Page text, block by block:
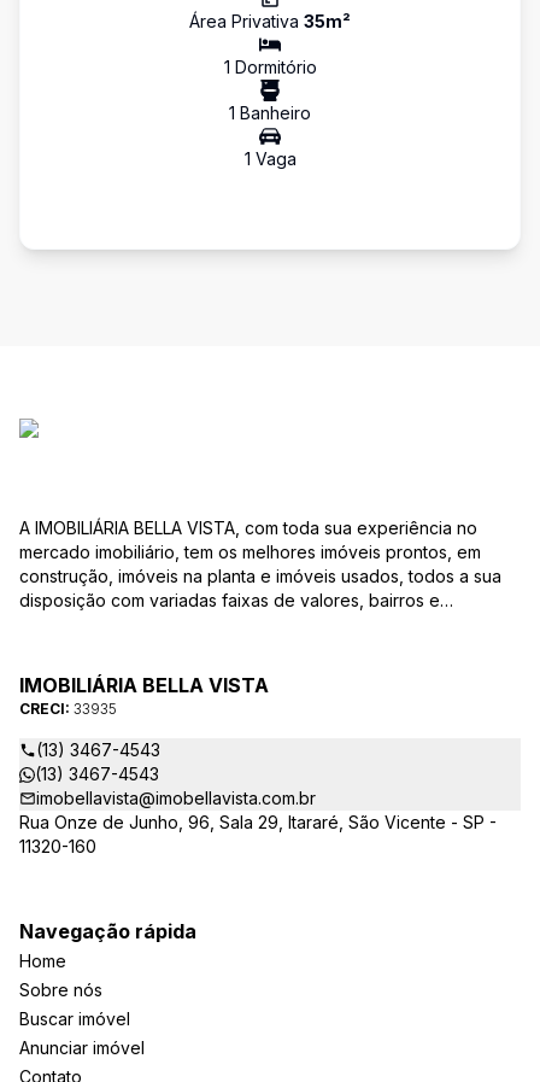
Área Privativa 35m²
1 Dormitório
1 Banheiro
1 Vaga
A IMOBILIÁRIA BELLA VISTA, com toda sua experiência no
mercado imobiliário, tem os melhores imóveis prontos, em
construção, imóveis na planta e imóveis usados, todos a sua
disposição com variadas faixas de valores, bairros e
ao CRECI-EE – estarão sempre prontos para responder-lhe
todas as suas dúvidas sobre casas, apartamentos, terrenos,
salas comerciais e outros produtos imobiliários.
IMOBILIÁRIA BELLA VISTA
CRECI: 33935
(13) 3467-4543
(13) 3467-4543
imobellavista@imobellavista.com.br
Rua Onze de Junho, 96, Sala 29, Itararé, São Vicente - SP -
11320-160
Navegação rápida
Home
Sobre nós
Buscar imóvel
Anunciar imóvel
Contato